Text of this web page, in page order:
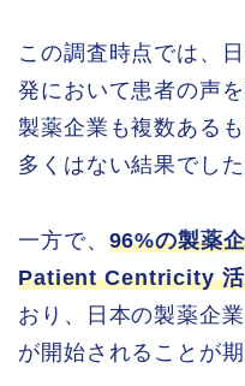
この調査時点では、
発において患者の声
製薬企業も複数ある
多くはない結果でした
一方で、 96%の製薬
Patient Centricity 活
おり、日本の製薬企
が開始されることが